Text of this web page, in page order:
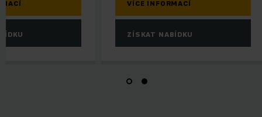
VÍCE INFORMACÍ
ZÍSKAT NABÍDKU